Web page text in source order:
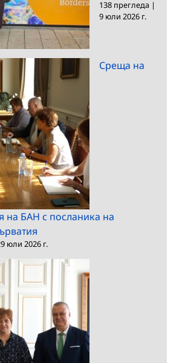
138 прегледа |
9 юли 2026 г.
Среща на
на БАН с посланика на
юли 2026 г.